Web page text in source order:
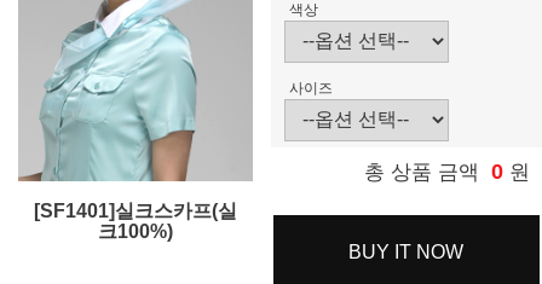
[SF1401]실크스카프(실
크100%)
색상
사이즈
총 상품 금액 0 원
BUY IT NOW